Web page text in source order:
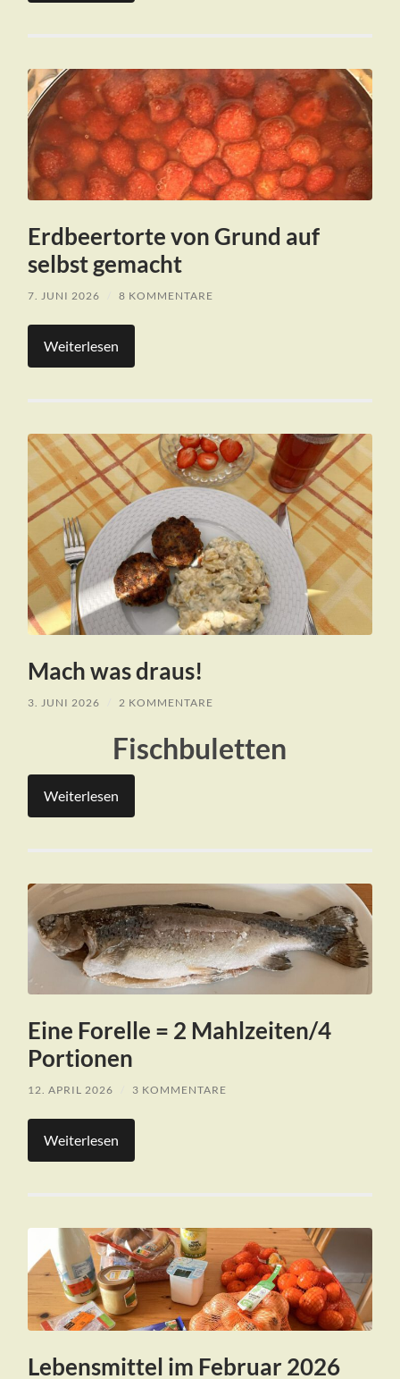
Erdbeertorte von Grund auf
selbst gemacht
7. JUNI 2026 8 KOMMENTARE
Weiterlesen
Mach was draus!
3. JUNI 2026 2 KOMMENTARE
Fischbuletten
Weiterlesen
Eine Forelle = 2 Mahlzeiten/4
Portionen
12. APRIL 2026 3 KOMMENTARE
Weiterlesen
Lebensmittel im Februar 2026